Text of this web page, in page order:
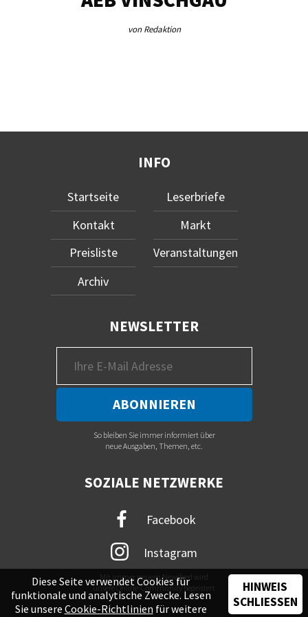
von Redaktion
INFO
Startseite
Kontakt
Preisliste
Archiv
Leserbriefe
Markt
Veranstaltungen
NEWSLETTER
So bleiben Sie immer informiert über
neue Ausgaben, Themen, etc.
SOZIALE NETZWERKE
Facebook
Instagram
Mit immer neuem Newsfeed wird
unsere Online-Community begeistert
Diese Seite verwendet Cookies für
funktionale und analytische Zwecke. Lesen
Sie unsere Cookie-Richtlinien für weitere
HINWEIS
SCHLIESSEN